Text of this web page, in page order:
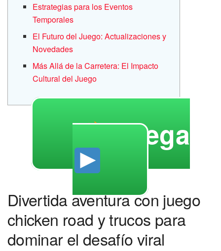
Estrategias para los Eventos
Temporales
El Futuro del Juego: Actualizaciones y
Novedades
Más Allá de la Carretera: El Impacto
Cultural del Juego
Juega
Divertida aventura con juego
chicken road y trucos para
dominar el desafío viral